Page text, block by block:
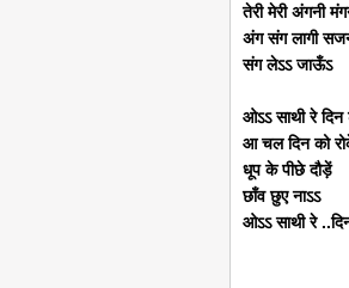
तेरी मेरी अंगनी
अंग संग लागी
संग लेऽऽ जाऊँऽ
ओऽऽ साथी रे दिन
आ चल दिन को
धूप के पीछे दौड़ें
छाँव छुए नाऽऽ
ओऽऽ साथी रे